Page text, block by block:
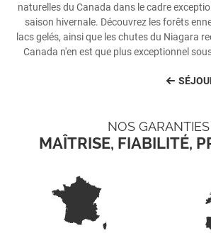
naturelles du Canada dans le cadre
saison hivernale. Découvrez les forêts
lacs gelés, ainsi que les chutes du Niagara
Canada n'en est que plus exceptionnel
NOS GARANTIES
MAÎTRISE, FIABILITÉ,